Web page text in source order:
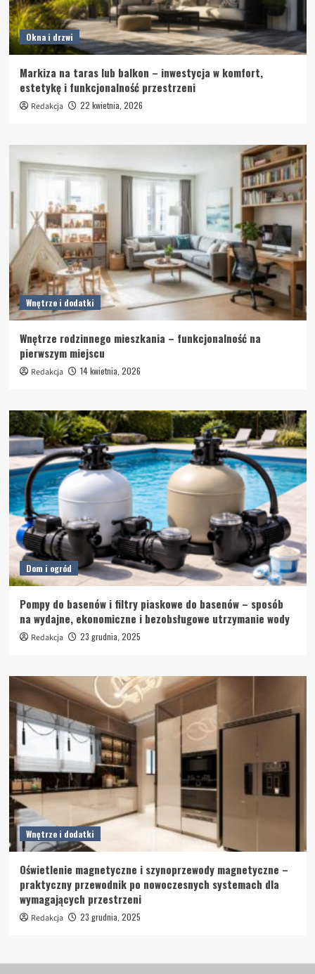
Okna i drzwi
Markiza na taras lub balkon – inwestycja w komfort,
estetykę i funkcjonalność przestrzeni
Redakcja 22 kwietnia, 2026
Wnętrze i dodatki
Wnętrze rodzinnego mieszkania – funkcjonalność na
pierwszym miejscu
Redakcja 14 kwietnia, 2026
Dom i ogród
Pompy do basenów i filtry piaskowe do basenów – sposób
na wydajne, ekonomiczne i bezobsługowe utrzymanie wody
Redakcja 23 grudnia, 2025
Wnętrze i dodatki
Oświetlenie magnetyczne i szynoprzewody magnetyczne –
praktyczny przewodnik po nowoczesnych systemach dla
wymagających przestrzeni
Redakcja 23 grudnia, 2025